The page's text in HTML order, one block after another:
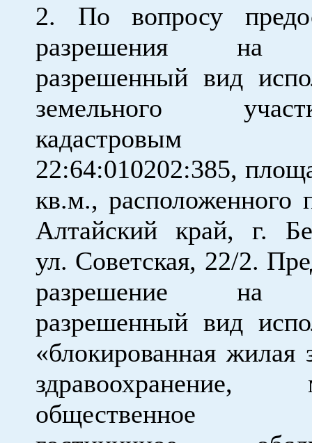
2. По вопросу
разрешения на
разрешенный вид
земельного
кадастровым
22:64:010202:385,
кв.м., расположенного
Алтайский край, г.
ул. Советская, 22/2.
разрешение на
разрешенный вид
«блокированная жилая
здравоохранение,
общественное